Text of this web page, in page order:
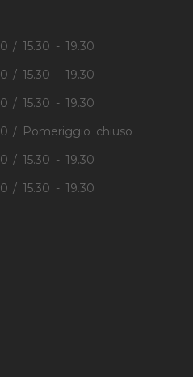
/ 15.30 - 19.30
/ 15.30 - 19.30
/ 15.30 - 19.30
/ Pomeriggio chiuso
/ 15.30 - 19.30
/ 15.30 - 19.30